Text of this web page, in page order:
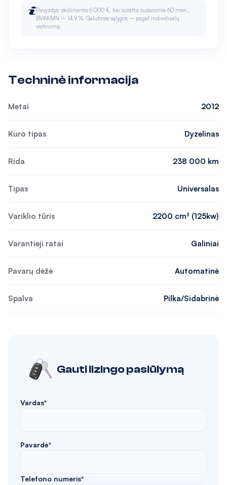
Pavyzdys: skolinantis 6 000 €, kai sutartis sudaroma 60 mėn.,
BVKKMN – 14,9 %. Galutinės sąlygos – pagal individualų
vertinimą.
Techninė informacija
Metai 2012
Kuro tipas Dyzelinas
Rida 238 000 km
Tipas Universalas
Variklio tūris 2200 cm³ (125kw)
Varantieji ratai Galiniai
Pavarų dėžė Automatinė
Spalva Pilka/Sidabrinė
Gauti lizingo pasiūlymą
Vardas*
Pavardė*
Telefono numeris*